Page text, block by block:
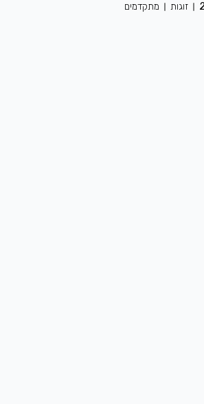
זוגות מתקדמים